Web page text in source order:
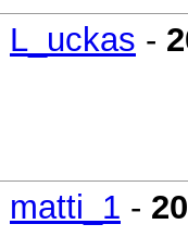
L_uckas -
matti_1 -